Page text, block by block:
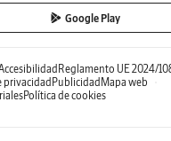
Google Play
Reglamento UE 2024/
privacidad Publicidad Mapa web
Política de cookies